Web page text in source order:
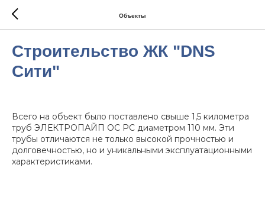
Объекты
Строительство ЖК "DNS
Сити"
Всего на объект было поставлено свыше 1,5 километра
труб ЭЛЕКТРОПАЙП ОС РС диаметром 110 мм. Эти
трубы отличаются не только высокой прочностью и
долговечностью, но и уникальными эксплуатационными
характеристиками.